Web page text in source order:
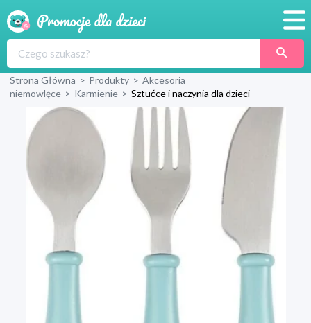
Produkty
Sklepy
Blog
Wyprawka
Strona Główna > Produkty > Akcesoria
niemowlęce > Karmienie > Sztućce i naczynia dla dzieci